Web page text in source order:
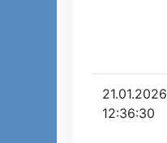
21.01.2026
12:36:30